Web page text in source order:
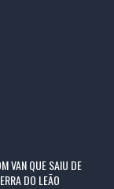
VAN QUE SAIU DE
DO LEÃO